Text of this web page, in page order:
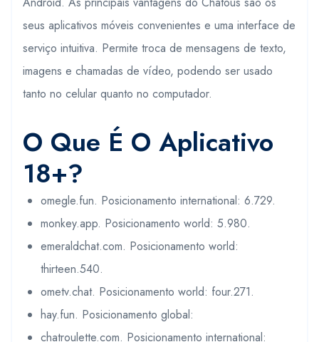
seus aplicativos móveis convenientes e uma interface de
serviço intuitiva. Permite troca de mensagens de texto,
imagens e chamadas de vídeo, podendo ser usado
tanto no celular quanto no computador.
O Que É O Aplicativo
18+?
omegle.fun. Posicionamento international: 6.729.
monkey.app. Posicionamento world: 5.980.
emeraldchat.com. Posicionamento world:
thirteen.540.
ometv.chat. Posicionamento world: four.271.
hay.fun. Posicionamento global:
chatroulette.com. Posicionamento international: